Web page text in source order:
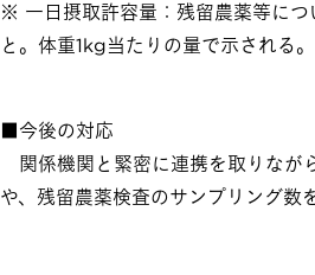
※ 一日摂取許容量：残留農薬等につ
と。体重1kg当たりの量で示される。
■今後の対応
関係機関と緊密に連携を取りなが
や、残留農薬検査のサンプリング数